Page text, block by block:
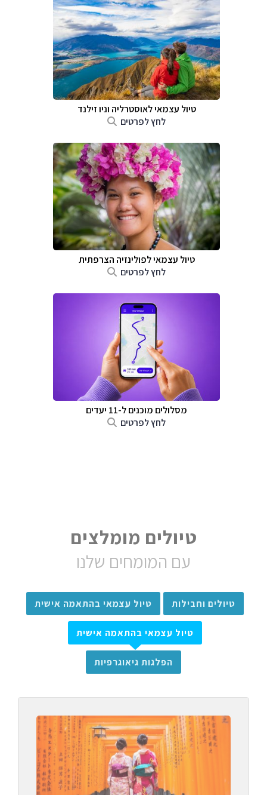
טיול עצמאי לאוסטרליה וניו זילנד
לחץ לפרטים
טיול עצמאי לפולינזיה הצרפתית
לחץ לפרטים
מסלולים מוכנים ל-11 יעדים
לחץ לפרטים
טיולים מומלצים
עם המומחים שלנו
טיולים וחבילות טיול עצמאי בהתאמה אישית
טיול עצמאי בהתאמה אישית
הפלגות גיאוגרפיות